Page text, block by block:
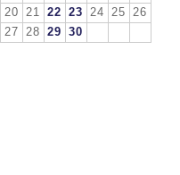
20
21 22 23 24 25
26
27
28 29 30